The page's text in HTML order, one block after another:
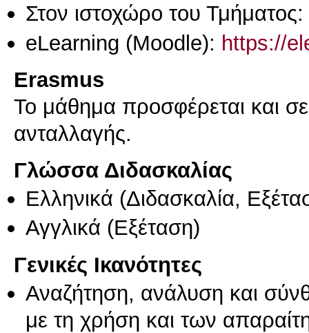
Στον ιστοχώρο του Τμήματος:
eLearning (Moodle): https://
Erasmus
Το μάθημα προσφέρεται και
ανταλλαγής.
Γλώσσα Διδασκαλίας
Ελληνικά (Διδασκαλία,
Αγγλικά (Εξέταση)
Γενικές Ικανότητες
Αναζήτηση, ανάλυση και
με τη χρήση και των